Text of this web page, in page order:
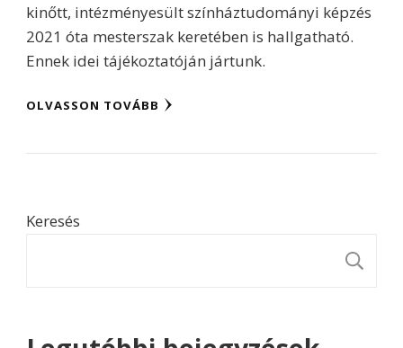
kinőtt, intézményesült színháztudományi képzés
2021 óta mesterszak keretében is hallgatható.
Ennek idei tájékoztatóján jártunk.
OLVASSON TOVÁBB
Keresés